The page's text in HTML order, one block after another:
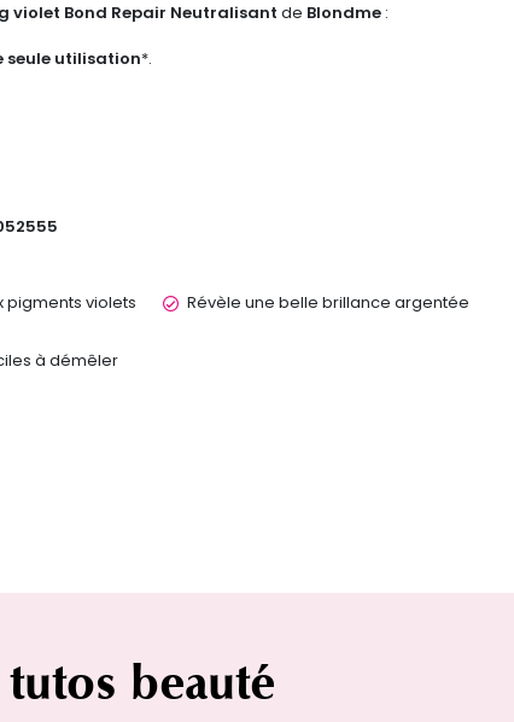
violet Bond Repair Neutralisant de Blondme :
seule utilisation*.
pigments violets Révèle une belle brillance argentée
à démêler
beauté